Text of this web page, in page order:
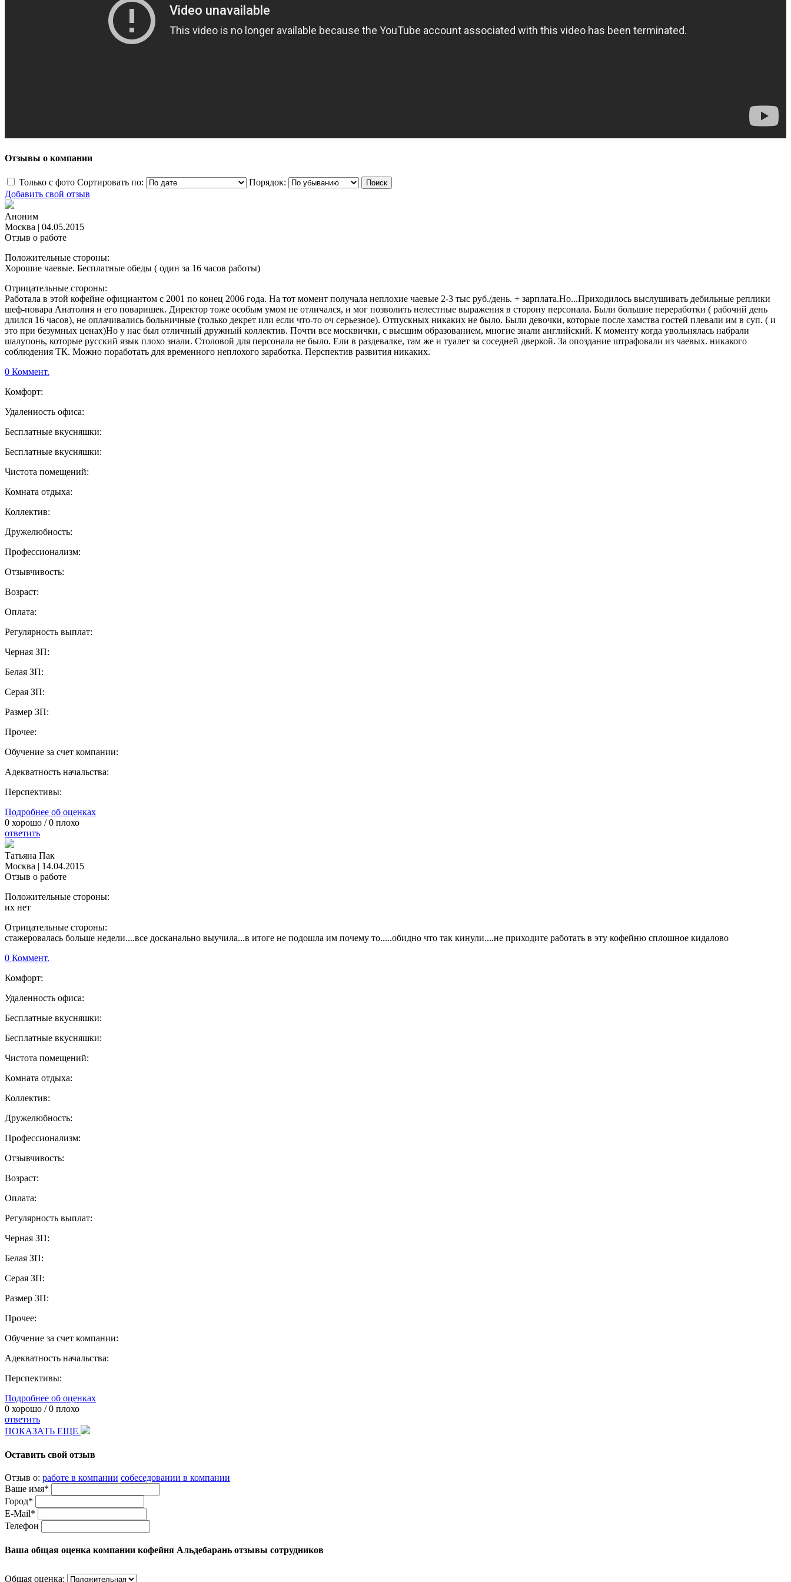
Отзывы о компании
Только с фото Сортировать по:
Порядок:
Добавить свой отзыв
Аноним
Москва | 04.05.2015
Отзыв о работе
Положительные стороны:
Хорошие чаевые. Бесплатные обеды ( один за 16 часов работы)
Отрицательные стороны:
Работала в этой кофейне официантом с 2001 по конец 2006 года. На тот момент получала неплохие чаевые 2-3 тыс руб./день. + зарплата.Но...Приходилось выслушивать дебильные реплики
шеф-повара Анатолия и его поваришек. Директор тоже особым умом не отличался, и мог позволить нелестные выражения в сторону персонала. Были большие переработки ( рабочий день
длился 16 часов), не оплачивались больничные (только декрет или если что-то оч серьезное). Отпускных никаких не было. Были девочки, которые после хамства гостей плевали им в суп. ( и
это при безумных ценах)Но у нас был отличный дружный коллектив. Почти все москвички, с высшим образованием, многие знали английский. К моменту когда увольнялась набрали
шалупонь, которые русский язык плохо знали. Столовой для персонала не было. Ели в раздевалке, там же и туалет за соседней дверкой. За опоздание штрафовали из чаевых. никакого
соблюдения ТК. Можно поработать для временного неплохого заработка. Перспектив развития никаких.
0 Коммент.
Комфорт:
Удаленность офиса:
Бесплатные вкусняшки:
Бесплатные вкусняшки:
Чистота помещений:
Комната отдыха:
Коллектив:
Дружелюбность:
Профессионализм:
Отзывчивость:
Возраст:
Оплата:
Регулярность выплат:
Черная ЗП:
Белая ЗП:
Серая ЗП:
Размер ЗП:
Прочее:
Обучение за счет компании:
Адекватность начальства:
Перспективы:
Подробнее об оценках
0 хорошо /0 плохо
ответить
Татьяна Пак
Москва | 14.04.2015
Отзыв о работе
Положительные стороны:
их нет
Отрицательные стороны:
стажеровалась больше недели....все досканально выучила...в итоге не подошла им почему то.....обидно что так кинули....не приходите работать в эту кофейню сплошное кидалово
0 Коммент.
Комфорт:
Удаленность офиса:
Бесплатные вкусняшки:
Бесплатные вкусняшки:
Чистота помещений:
Комната отдыха:
Коллектив:
Дружелюбность:
Профессионализм:
Отзывчивость:
Возраст:
Оплата:
Регулярность выплат:
Черная ЗП:
Белая ЗП:
Серая ЗП:
Размер ЗП:
Прочее:
Обучение за счет компании:
Адекватность начальства:
Перспективы:
Подробнее об оценках
0 хорошо /0 плохо
ответить
ПОКАЗАТЬ ЕЩЕ
Оставить свой отзыв
Отзыв о: работе в компании собеседовании в компании
Ваше имя*
Город*
E-Mail*
Телефон
Ваша общая оценка компании кофейня Альдебарань отзывы сотрудников
Общая оценка: